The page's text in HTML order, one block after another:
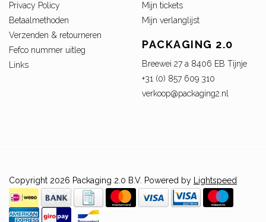
Privacy Policy
Betaalmethoden
Verzenden & retourneren
Fefco nummer uitleg
Links
Mijn tickets
Mijn verlanglijst
PACKAGING 2.0
Breewei 27 a 8406 EB Tijnje
+31 (0) 857 609 310
verkoop@packaging2.nl
Copyright 2026 Packaging 2.0 B.V. Powered by Lightspeed